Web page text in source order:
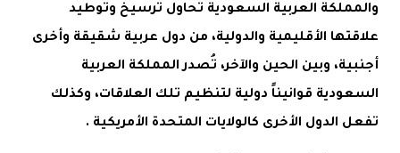
والمملكة العربية السعودية تحاول ترسيخ وتوطيد
علاقتها الأقليمية والدولية، من دول عربية شقيقة وأخرى
أجنبية، وبين الحين والآخر، تُصدر المملكة العربية
السعودية قوانيناً دولية لتنظيم تلك العلاقات، وكذلك
تفعل الدول الأخرى كالولايات المتحدة الأمريكية .